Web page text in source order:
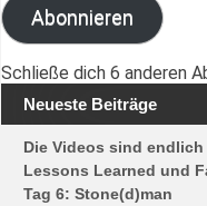
Abonnieren
Schließe dich 6 anderen
Neueste Beiträge
Die Videos sind
Lessons Learned und
Tag 6: Stone(d)man